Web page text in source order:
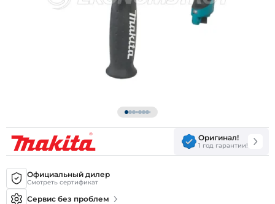
Оригинал!
1 год гарантии!
Официальный дилер
Смотреть сертификат
Сервис без проблем